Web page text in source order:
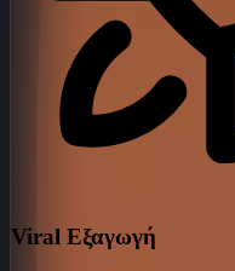
Viral Εξαγωγή